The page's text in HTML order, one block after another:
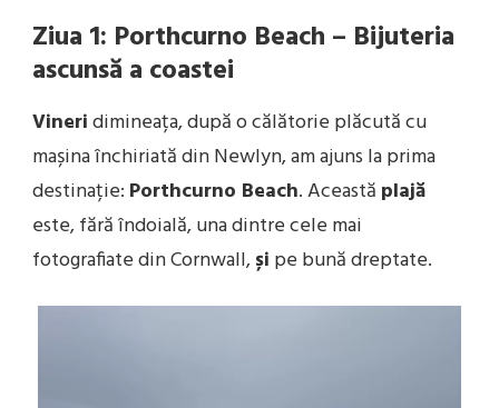
Ziua 1: Porthcurno Beach – Bijuteria
ascunsă a coastei
Vineridimineața, după o călătorie plăcută cu
mașina închiriată din Newlyn, am ajuns la prima
destinație: Porthcurno Beach. Această plajă
este, fără îndoială, una dintre cele mai
fotografiate din Cornwall,și pe bună dreptate.